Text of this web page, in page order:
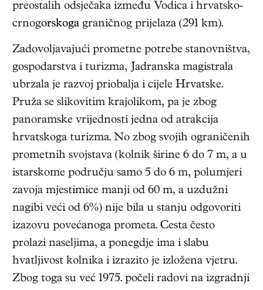
preostalih odsječaka između Vodica i hrvatsko-
crnogorskoga graničnog prijelaza (291 km).
Zadovoljavajući prometne potrebe stanovništva,
gospodarstva i turizma, Jadranska magistrala
ubrzala je razvoj priobalja i cijele Hrvatske.
Pruža se slikovitim krajolikom, pa je zbog
panoramske vrijednosti jedna od atrakcija
hrvatskoga turizma. No zbog svojih ograničenih
prometnih svojstava (kolnik širine 6 do 7 m, a u
istarskome području samo 5 do 6 m, polumjeri
zavoja mjestimice manji od 60 m, a uzdužni
nagibi veći od 6%) nije bila u stanju odgovoriti
izazovu povećanoga prometa. Cesta često
prolazi naseljima, a ponegdje ima i slabu
hvatljivost kolnika i izrazito je izložena vjetru.
Zbog toga su već 1975. počeli radovi na izgradnji